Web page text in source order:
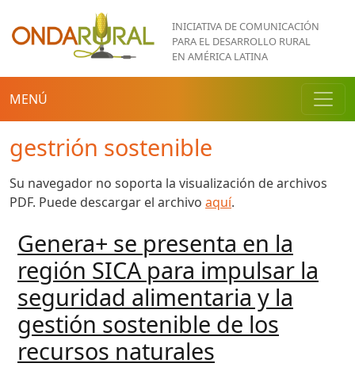
Pasar al contenido principal
INICIATIVA DE COMUNICACIÓN
PARA EL DESARROLLO RURAL
EN AMÉRICA LATINA
MENÚ
gestrión sostenible
Su navegador no soporta la visualización de archivos
PDF. Puede descargar el archivo aquí.
Genera+ se presenta en la
región SICA para impulsar la
seguridad alimentaria y la
gestión sostenible de los
recursos naturales